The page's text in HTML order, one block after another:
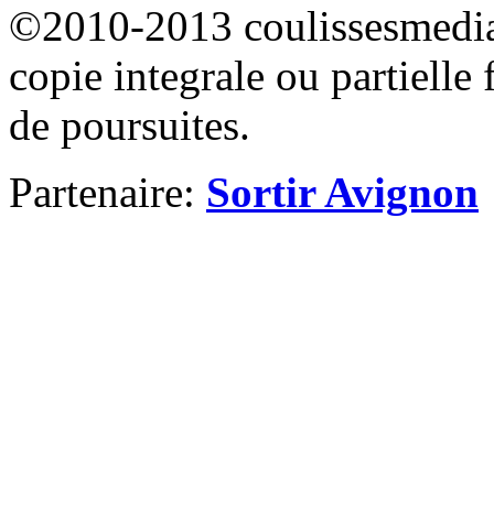
©2010-2013
copie integrale ou partielle
de poursuites.
Partenaire: Sortir Avignon